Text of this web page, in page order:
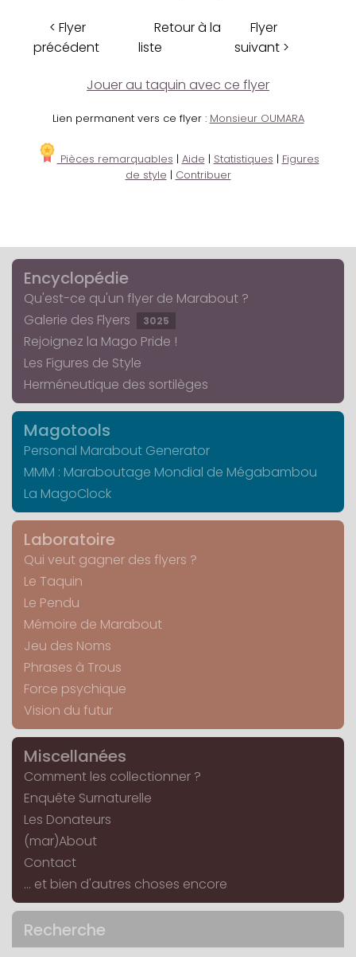
< Flyer
précédent
Retour à la
liste
Flyer
suivant >
Jouer au taquin avec ce flyer
Lien permanent vers ce flyer : Monsieur OUMARA
Pièces remarquables | Aide | Statistiques | Figures
de style | Contribuer
Encyclopédie
Qu'est-ce qu'un flyer de Marabout ?
Galerie des Flyers
3025
Rejoignez la Mago Pride !
Les Figures de Style
Herméneutique des sortilèges
Magotools
Personal Marabout Generator
MMM : Maraboutage Mondial de Mégabambou
La MagoClock
Laboratoire
Qui veut gagner des flyers ?
Le Taquin
Le Pendu
Mémoire de Marabout
Jeu des Noms
Phrases à Trous
Force psychique
Vision du futur
Miscellanées
Comment les collectionner ?
Enquête Surnaturelle
Les Donateurs
(mar)About
Contact
... et bien d'autres choses encore
Recherche